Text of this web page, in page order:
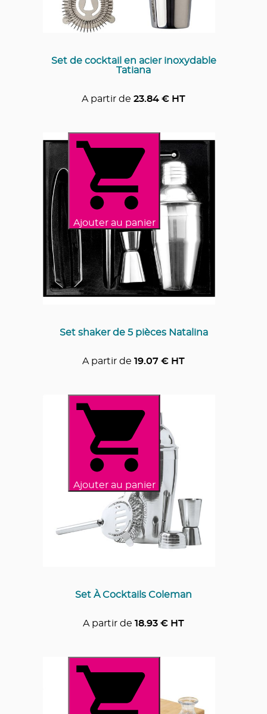
Set de cocktail en acier inoxydable
Tatiana
A partir de 23.84 € HT
Ajouter au panier
Set shaker de 5 pièces Natalina
A partir de 19.07 € HT
Ajouter au panier
Set À Cocktails Coleman
A partir de 18.93 € HT